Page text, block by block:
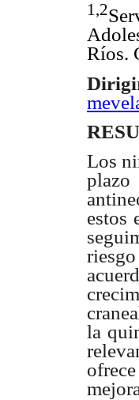
1,2
Ríos.
Los
estos
la